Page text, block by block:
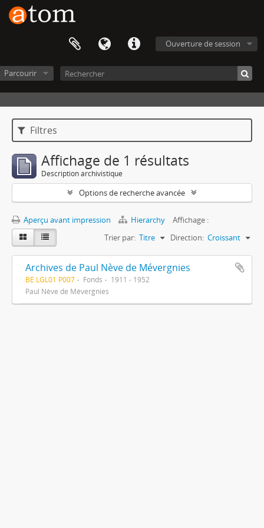
Ouverture de session
Parcourir
Filtres
Affichage de 1 résultats
Description archivistique
Options de recherche avancée
Aperçu avant impression Hierarchy
Affichage :
Trier par: Titre Direction: Croissant
Archives de Paul Nève de Mévergnies
BE LGL01 P007 Fonds
1911 - 1952
Paul Nève de Mévergnies